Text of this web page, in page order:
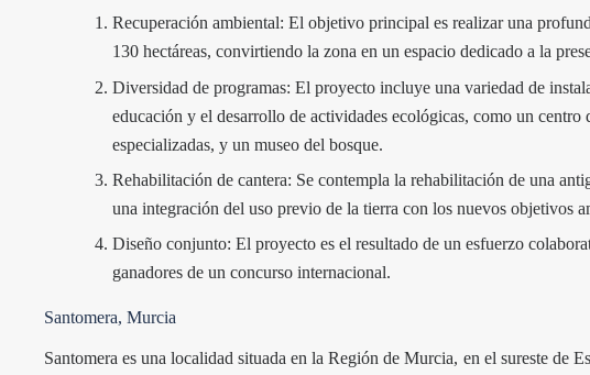
Recuperación ambiental: El objetivo principal es realizar una
130 hectáreas, convirtiendo la zona en un espacio dedicado a la
Diversidad de programas: El proyecto incluye una variedad de
educación y el desarrollo de actividades ecológicas, como un centro
especializadas, y un museo del bosque.
Rehabilitación de cantera: Se contempla la rehabilitación de una
una integración del uso previo de la tierra con los nuevos objetivos
Diseño conjunto: El proyecto es el resultado de un esfuerzo
ganadores de un concurso internacional.
Santomera, Murcia
Santomera es una localidad situada en la Región de Murcia, en el sureste de